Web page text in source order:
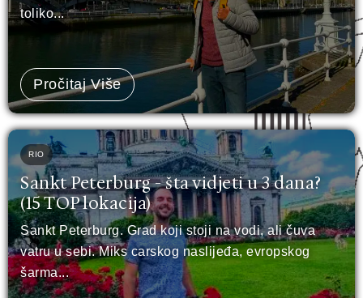
toliko...
Pročitaj Više
RIO
Sankt Peterburg - šta vidjeti u 3 dana?
(15 TOP lokacija)
Sankt Peterburg. Grad koji stoji na vodi, ali čuva
vatru u sebi. Miks carskog naslijeđa, evropskog
šarma...